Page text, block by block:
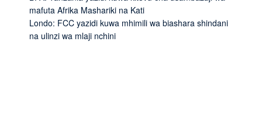
mafuta Afrika Mashariki na Kati
Londo: FCC yazidi kuwa mhimili wa biashara shindani
na ulinzi wa mlaji nchini